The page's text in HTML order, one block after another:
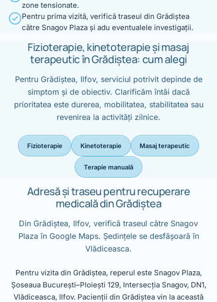
zone tensionate.
Pentru prima vizită, verifică traseul din Grădiștea
către Snagov Plaza și adu eventualele investigații.
Fizioterapie, kinetoterapie și masaj
terapeutic în Grădiștea: cum alegi
Pentru Grădiștea, Ilfov, serviciul potrivit depinde de
simptom și de obiectiv. Clarificăm întâi dacă
prioritatea este durerea, mobilitatea, stabilitatea sau
revenirea la activități zilnice.
Fizioterapie Kinetoterapie Masaj terapeutic
Terapie manuală
Adresă și traseu pentru recuperare
medicală din Grădiștea
Din Grădiștea, Ilfov, verifică traseul către Snagov
Plaza în Google Maps. Ședințele se desfășoară în
Vlădiceasca.
Pentru vizita din Grădiștea, reperul este Snagov Plaza,
Șoseaua București–Ploiești 129, Intersecția Snagov, DN1,
Vlădiceasca, Ilfov. Pacienții din Grădiștea vin la această